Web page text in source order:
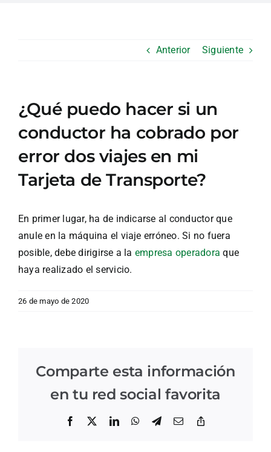
Anterior Siguiente
¿Qué puedo hacer si un
conductor ha cobrado por
error dos viajes en mi
Tarjeta de Transporte?
En primer lugar, ha de indicarse al conductor que
anule en la máquina el viaje erróneo. Si no fuera
posible, debe dirigirse a la empresa operadora que
haya realizado el servicio.
26 de mayo de 2020
Comparte esta información
en tu red social favorita
Facebook LinkedInWhatsApp
Telegram
Correo